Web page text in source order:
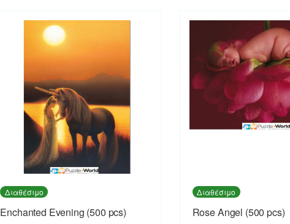
Διαθέσιμο
Enchanted Evening (500 pcs)
Διαθέσιμο
Rose Angel (500 pcs)